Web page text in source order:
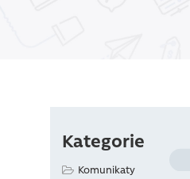
Kategorie
Komunikaty